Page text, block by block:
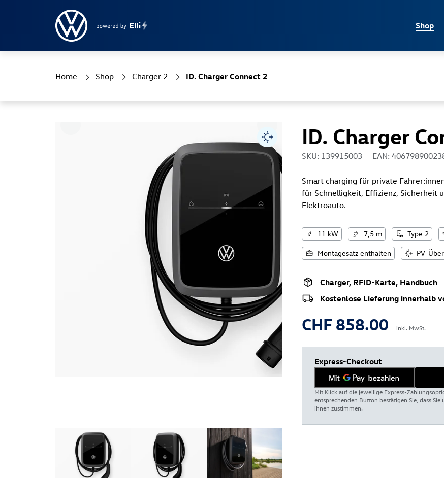
Shop
Home Shop Charger 2 ID. Charger Connect 2
ID. Charger
SKU: 139915003 EAN:
Smart charging für private
für Schnelligkeit, Effizienz, Sicherheit
Elektroauto.
11 kW 7,5 m Type 2
Montagesatz enthalten
PV-
Charger, RFID-Karte, Handbuch
Kostenlose Lieferung innerhalb
CHF 858.00 inkl. MwSt.
Express-Checkout
Mit Klick auf die jeweilige Express-
entsprechenden Button bestätigen Sie, dass
ihnen zustimmen.